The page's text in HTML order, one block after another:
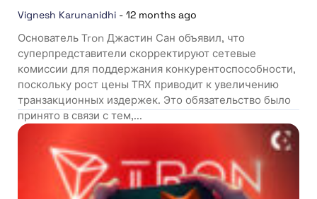
Vignesh Karunanidhi - 12 months ago
Основатель Tron Джастин Сан объявил, что
суперпредставители скорректируют сетевые
комиссии для поддержания конкурентоспособности,
поскольку рост цены TRX приводит к увеличению
транзакционных издержек. Это обязательство было
принято в связи с тем,...